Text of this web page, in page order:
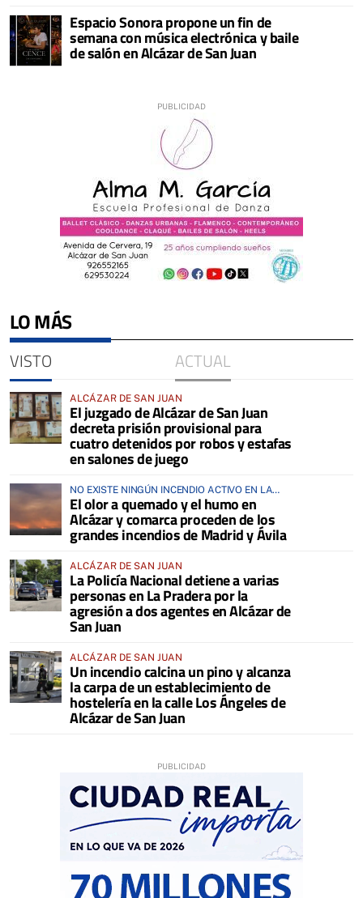
Espacio Sonora propone un fin de
semana con música electrónica y baile
de salón en Alcázar de San Juan
LO MÁS
VISTO ACTUAL
ALCÁZAR DE SAN JUAN
El juzgado de Alcázar de San Juan
decreta prisión provisional para
cuatro detenidos por robos y estafas
en salones de juego
NO EXISTE NINGÚN INCENDIO ACTIVO EN LA
COMARCA
El olor a quemado y el humo en
Alcázar y comarca proceden de los
grandes incendios de Madrid y Ávila
ALCÁZAR DE SAN JUAN
La Policía Nacional detiene a varias
personas en La Pradera por la
agresión a dos agentes en Alcázar de
San Juan
ALCÁZAR DE SAN JUAN
Un incendio calcina un pino y alcanza
la carpa de un establecimiento de
hostelería en la calle Los Ángeles de
Alcázar de San Juan